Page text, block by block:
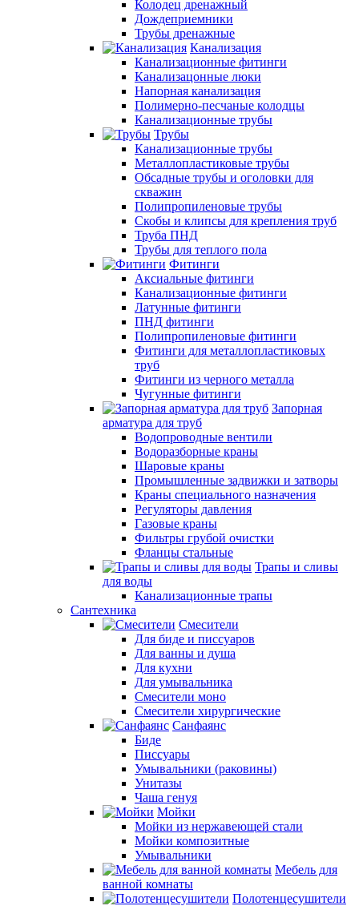
Колодец дренажный
Дождеприемники
Трубы дренажные
Канализация
Канализационные фитинги
Канализацонные люки
Напорная канализация
Полимерно-песчаные колодцы
Канализационные трубы
Трубы
Канализационные трубы
Металлопластиковые трубы
Обсадные трубы и оголовки для
скважин
Полипропиленовые трубы
Скобы и клипсы для крепления труб
Труба ПНД
Трубы для теплого пола
Фитинги
Аксиальные фитинги
Канализационные фитинги
Латунные фитинги
ПНД фитинги
Полипропиленовые фитинги
Фитинги для металлопластиковых
труб
Фитинги из черного металла
Чугунные фитинги
Запорная
арматура для труб
Водопроводные вентили
Водоразборные краны
Шаровые краны
Промышленные задвижки и затворы
Краны специального назначения
Регуляторы давления
Газовые краны
Фильтры грубой очистки
Фланцы стальные
Трапы и сливы
для воды
Канализационные трапы
Сантехника
Смесители
Для биде и писсуаров
Для ванны и душа
Для кухни
Для умывальника
Смесители моно
Смесители хирургические
Санфаянс
Биде
Писсуары
Умывальники (раковины)
Унитазы
Чаша генуя
Мойки
Мойки из нержавеющей стали
Мойки композитные
Умывальники
Мебель для
ванной комнаты
Полотенцесушители